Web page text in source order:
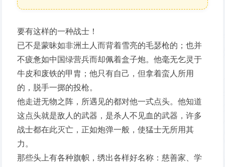
要有这样的一种战士！
已不是蒙昧如非洲土人而背着雪亮的毛瑟枪的；也并
不疲惫如中国绿营兵而却佩着盒子炮。他毫无乞灵于
牛皮和废铁的甲胄；他只有自己，但拿着蛮人所用
的，脱手一掷的投枪。
他走进无物之阵，所遇见的都对他一式点头。他知道
这点头就是敌人的武器，是杀人不见血的武器，许多
战士都在此灭亡，正如炮弹一般，使猛士无所用其
力。
那些头上有各种旗帜，绣出各样好名称：慈善家、学